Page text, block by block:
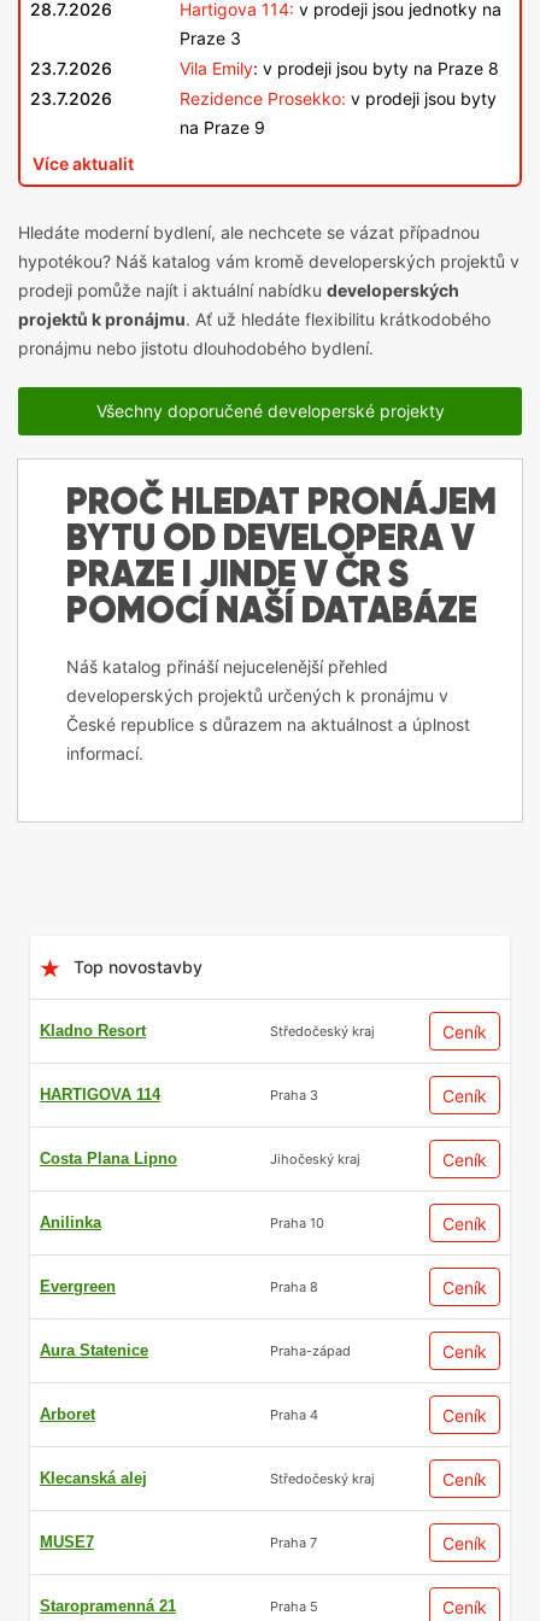
28.7.2026 Hartigova 114: v prodeji jsou jednotky na
Praze 3
23.7.2026
Vila Emily: v prodeji jsou byty na Praze 8
23.7.2026
Rezidence Prosekko: v prodeji jsou byty
na Praze 9
Více aktualit
Hledáte moderní bydlení, ale nechcete se vázat případnou
hypotékou? Náš katalog vám kromě developerských projektů v
prodeji pomůže najít i aktuální nabídku developerských
projektů k pronájmu. Ať už hledáte flexibilitu krátkodobého
pronájmu nebo jistotu dlouhodobého bydlení.
Všechny doporučené developerské projekty
PROČ HLEDAT PRONÁJEM
BYTU OD DEVELOPERA V
PRAZE I JINDE V ČR S
POMOCÍ NAŠÍ DATABÁZE
Náš katalog přináší nejucelenější přehled
developerských projektů určených k pronájmu v
České republice s důrazem na aktuálnost a úplnost
informací.
Developerské projekty z
celé ČR
Do naší databáze zahrnujeme veškeré
rezidenční developerské projekty určené k
pronájmu napříč celou Českou republikou –
odluxusních bytů v Praze až po komfortní
bydlení v klidnějších oblastech regionálních
ihned k nastěhování
i projekty ve fázi
Top novostavby
Kladno Resort Středočeský kraj Ceník
HARTIGOVA 114 Praha 3 Ceník
Costa Plana Lipno Jihočeský kraj Ceník
Anilinka Praha 10 Ceník
Evergreen Praha 8 Ceník
Aura Statenice Praha-západ Ceník
Arboret Praha 4 Ceník
Klecanská alej Středočeský kraj Ceník
MUSE7 Praha 7 Ceník
Staropramenná 21 Praha 5 Ceník